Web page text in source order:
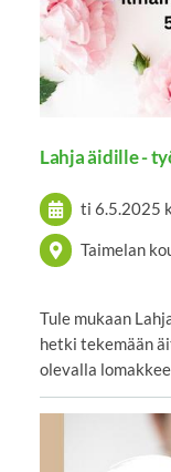
Lahja äidille -
ti 6.5.2025
Taimelan
Tule mukaan
hetki tekemään
olevalla